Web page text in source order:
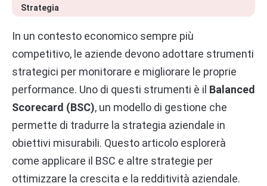
Strategia
In un contesto economico sempre più
competitivo, le aziende devono adottare strumenti
strategici per monitorare e migliorare le proprie
performance. Uno di questi strumenti è il Balanced
Scorecard (BSC), un modello di gestione che
permette di tradurre la strategia aziendale in
obiettivi misurabili. Questo articolo esplorerà
come applicare il BSC e altre strategie per
ottimizzare la crescita e la redditività aziendale.